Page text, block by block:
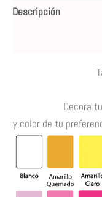
Descripción
Decora
y color de tu